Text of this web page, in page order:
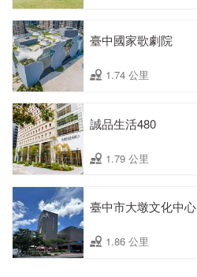
臺中國家歌劇院
1.74 公里
誠品生活480
1.79 公里
臺中市大墩文化中心
1.86 公里